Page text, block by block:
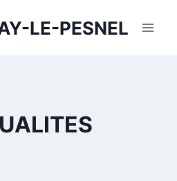
LE-PESNEL